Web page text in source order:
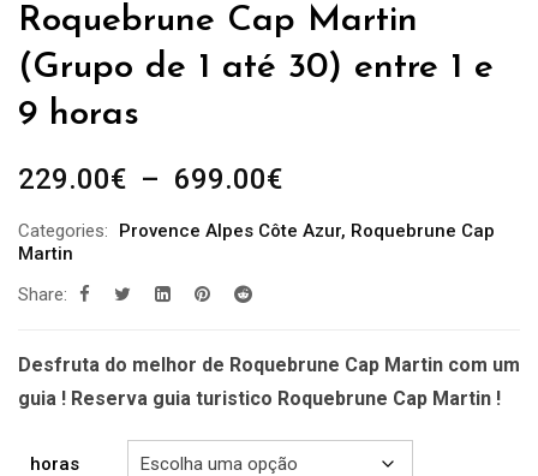
Roquebrune Cap Martin
(Grupo de 1 até 30) entre 1 e
9 horas
229.00€ – 699.00€Plage
prix :
Categories: Provence Alpes Côte Azur, Roquebrune Cap
Martin
Share:
Desfruta do melhor de Roquebrune Cap Martin com um
guia ! Reserva guia turistico Roquebrune Cap Martin !
horas